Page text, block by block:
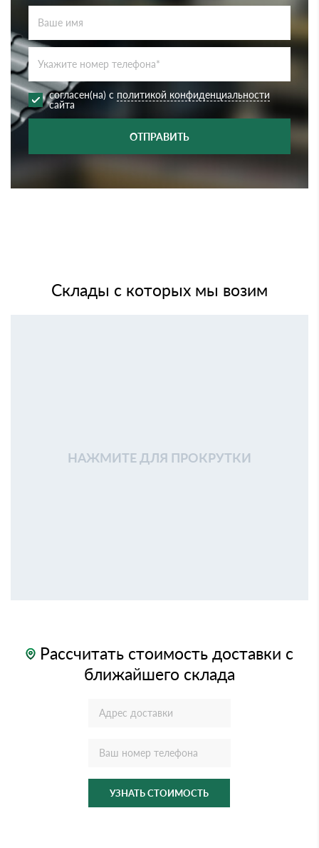
согласен(на) с политикой конфиденциальности
сайта
ОТПРАВИТЬ
Склады с которых мы возим
НАЖМИТЕ ДЛЯ ПРОКРУТКИ
Рассчитать стоимость доставки с
ближайшего склада
УЗНАТЬ СТОИМОСТЬ